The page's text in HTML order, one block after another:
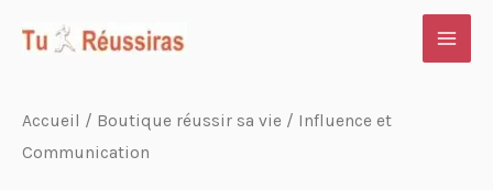
Accueil / Boutique réussir sa vie / Influence et
Communication